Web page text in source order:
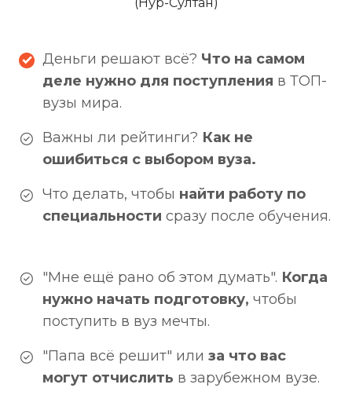
Деньги решают всё? Что на самом
деле нужно для поступления в ТОП-
вузы мира.
Важны ли рейтинги? Как не
ошибиться с выбором вуза.
Что делать, чтобы найти работу по
специальности сразу после обучения.
"Мне ещё рано об этом думать". Когда
нужно начать подготовку, чтобы
поступить в вуз мечты.
"Папа всё решит" или за что вас
могут отчислить в зарубежном вузе.